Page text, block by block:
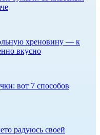
хреновину — к
вкусно
вот 7 способов
радуюсь своей